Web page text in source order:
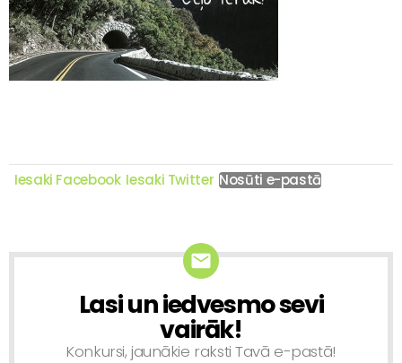
Iesaki Facebook Iesaki Twitter Nosūti e-pastā
NEWSLETTER
Lasi un iedvesmo sevi
vairāk!
Konkursi, jaunākie raksti Tavā e-pastā!